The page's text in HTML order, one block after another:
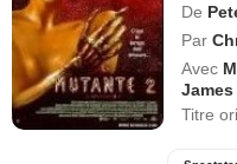
De
Par
Avec
Titre